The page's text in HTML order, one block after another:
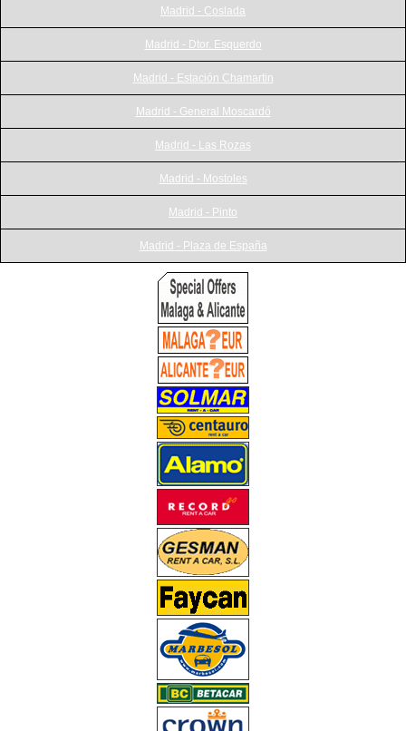
Madrid - Coslada
Madrid - Dtor. Esquerdo
Madrid - Estación Chamartin
Madrid - General Moscardó
Madrid - Las Rozas
Madrid - Mostoles
Madrid - Pinto
Madrid - Plaza de España